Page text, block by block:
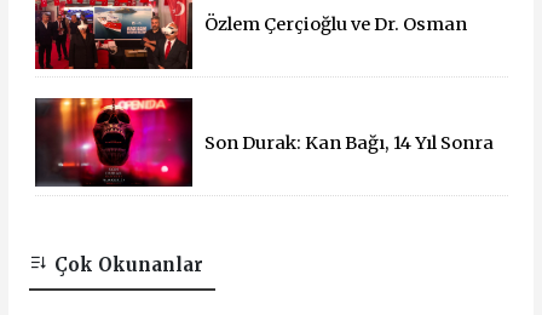
Özlem Çerçioğlu ve Dr. Osman
Son Durak: Kan Bağı, 14 Yıl Sonra
Çok Okunanlar